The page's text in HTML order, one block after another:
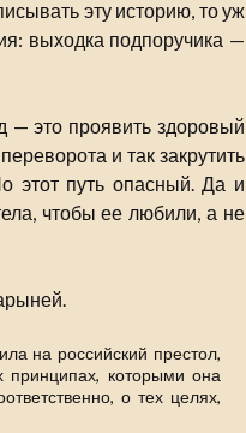
эту историю, то уж
выходка подпоручика —
— это проявить здоровый
и так закрутить
этот путь опасный. Да и
чтобы ее любили, а не
на российский престол,
принципах, которыми она
о тех целях,